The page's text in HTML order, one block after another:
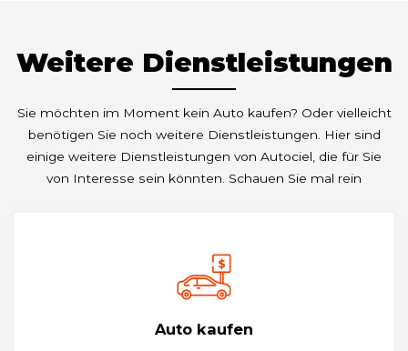
Weitere Dienstleistungen
Sie möchten im Moment kein Auto kaufen? Oder vielleicht
benötigen Sie noch weitere Dienstleistungen. Hier sind
einige weitere Dienstleistungen von Autociel, die für Sie
von Interesse sein könnten. Schauen Sie mal rein
Auto kaufen